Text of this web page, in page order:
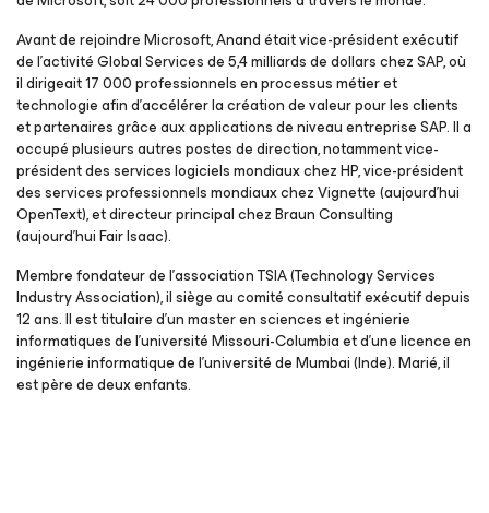
Avant de rejoindre Microsoft, Anand était vice-président exécutif
de l’activité Global Services de 5,4 milliards de dollars chez SAP, où
il dirigeait 17 000 professionnels en processus métier et
technologie afin d’accélérer la création de valeur pour les clients
et partenaires grâce aux applications de niveau entreprise SAP. Il a
occupé plusieurs autres postes de direction, notamment vice-
président des services logiciels mondiaux chez HP, vice-président
des services professionnels mondiaux chez Vignette (aujourd’hui
OpenText), et directeur principal chez Braun Consulting
(aujourd’hui Fair Isaac).
Membre fondateur de l’association TSIA (Technology Services
Industry Association), il siège au comité consultatif exécutif depuis
12 ans. Il est titulaire d’un master en sciences et ingénierie
informatiques de l’université Missouri-Columbia et d’une licence en
ingénierie informatique de l’université de Mumbai (Inde). Marié, il
est père de deux enfants.